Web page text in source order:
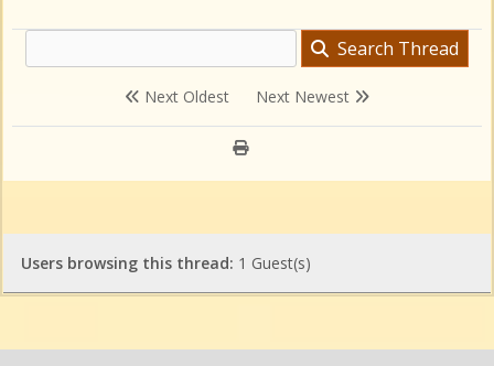
Search Thread
Next Oldest Next Newest
Users browsing this thread: 1 Guest(s)